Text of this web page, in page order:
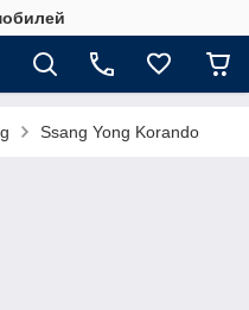
Ssang Yong Korando